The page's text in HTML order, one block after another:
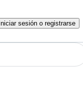
Iniciar sesión o registrarse